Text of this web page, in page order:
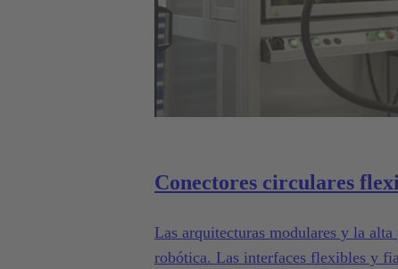
Conectores circulares
Las arquitecturas modulares y la
robótica. Las interfaces flexibles y